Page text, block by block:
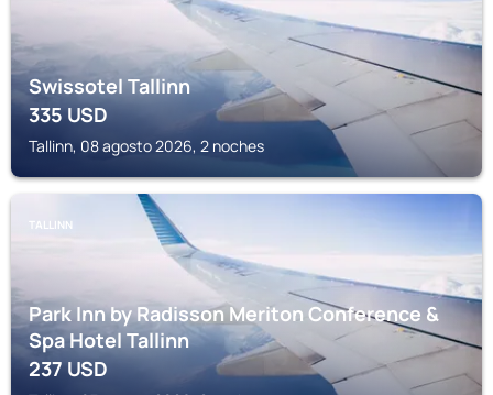
Swissotel Tallinn
335USD
Tallinn, 08 agosto 2026, 2 noches
TALLINN
Park Inn by Radisson Meriton Conference &
Spa Hotel Tallinn
237USD